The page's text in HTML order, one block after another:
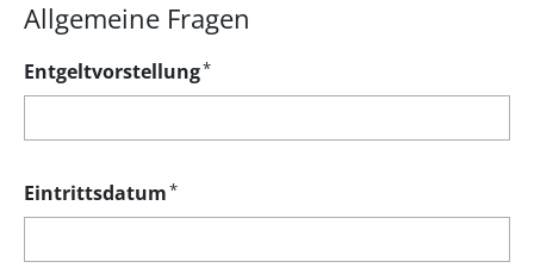
Allgemeine Fragen
Entgeltvorstellung*
Eintrittsdatum*